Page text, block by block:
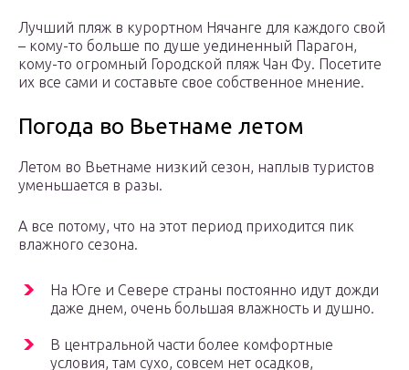
Лучший пляж в курортном Нячанге для каждого свой
– кому-то больше по душе уединенный Парагон,
кому-то огромный Городской пляж Чан Фу. Посетите
их все сами и составьте свое собственное мнение.
Погода во Вьетнаме летом
Летом во Вьетнаме низкий сезон, наплыв туристов
уменьшается в разы.
А все потому, что на этот период приходится пик
влажного сезона.
На Юге и Севере страны постоянно идут дожди
даже днем, очень большая влажность и душно.
В центральной части более комфортные
условия, там сухо, совсем нет осадков,